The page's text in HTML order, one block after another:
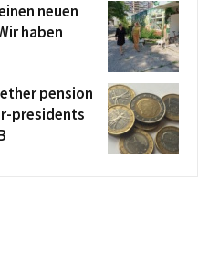
neuen
haben
pension
presidents